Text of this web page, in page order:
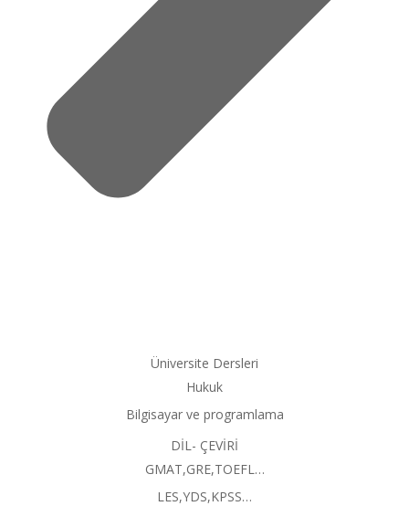
Üniversite Dersleri
Hukuk
Bilgisayar ve programlama
DİL- ÇEVİRİ
GMAT,GRE,TOEFL…
LES,YDS,KPSS…